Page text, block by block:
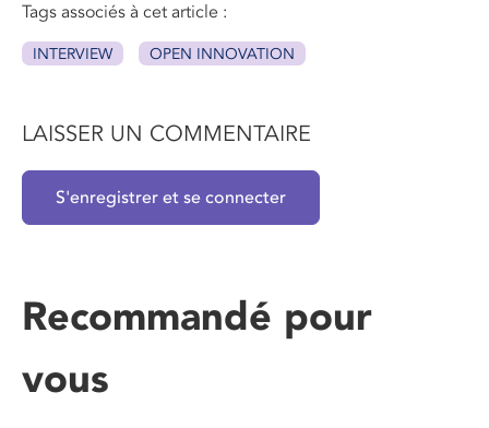
Tags associés à cet article :
INTERVIEW OPEN INNOVATION
LAISSER UN COMMENTAIRE
S'enregistrer et se connecter
Recommandé pour
vous